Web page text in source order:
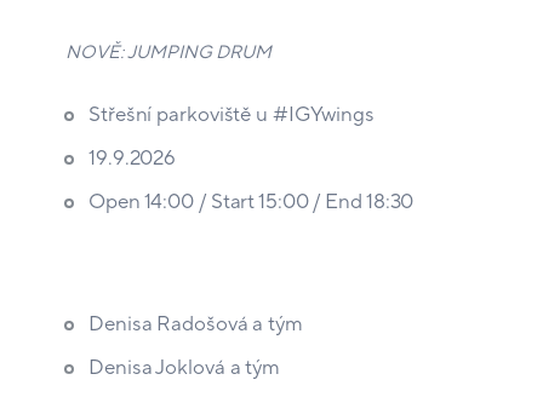
NOVĚ: JUMPING DRUM
Střešní parkoviště u #IGYwings
19.9.2026
Open 14:00 / Start 15:00 / End 18:30
Denisa Radošová a tým
Denisa Joklová a tým